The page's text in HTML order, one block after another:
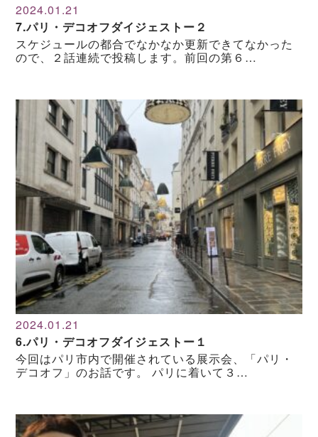
2024.01.21
7.パリ・デコオフダイジェストー２
スケジュールの都合でなかなか更新できてなかった
ので、２話連続で投稿します。前回の第６…
2024.01.21
6.パリ・デコオフダイジェストー１
今回はパリ市内で開催されている展示会、「パリ・
デコオフ」のお話です。 パリに着いて３…